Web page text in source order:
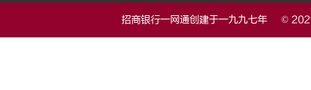
招商银行一网通创建于一九九七年 ©